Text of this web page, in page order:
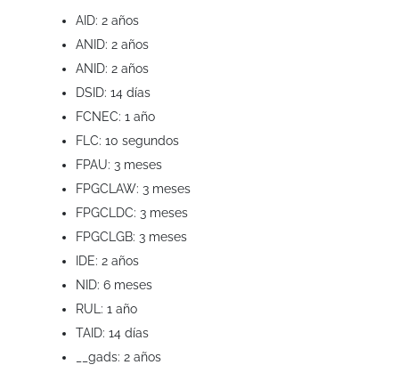
AID: 2 años
ANID: 2 años
ANID: 2 años
DSID: 14 días
FCNEC: 1 año
FLC: 10 segundos
FPAU: 3 meses
FPGCLAW: 3 meses
FPGCLDC: 3 meses
FPGCLGB: 3 meses
IDE: 2 años
NID: 6 meses
RUL: 1 año
TAID: 14 días
__gads: 2 años